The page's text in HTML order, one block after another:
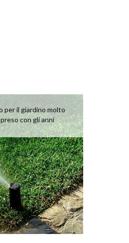
per il giardino molto
con gli anni